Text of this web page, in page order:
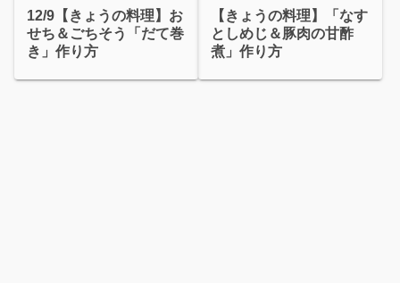
12/9【きょうの料理】お
せち＆ごちそう「だて巻
き」作り方
【きょうの料理】「なす
としめじ＆豚肉の甘酢
煮」作り方